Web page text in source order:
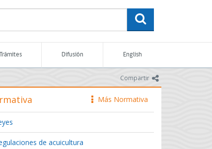
Trámites Difusión English
Compartir icono
icono
Más Normativa
de acuicultura